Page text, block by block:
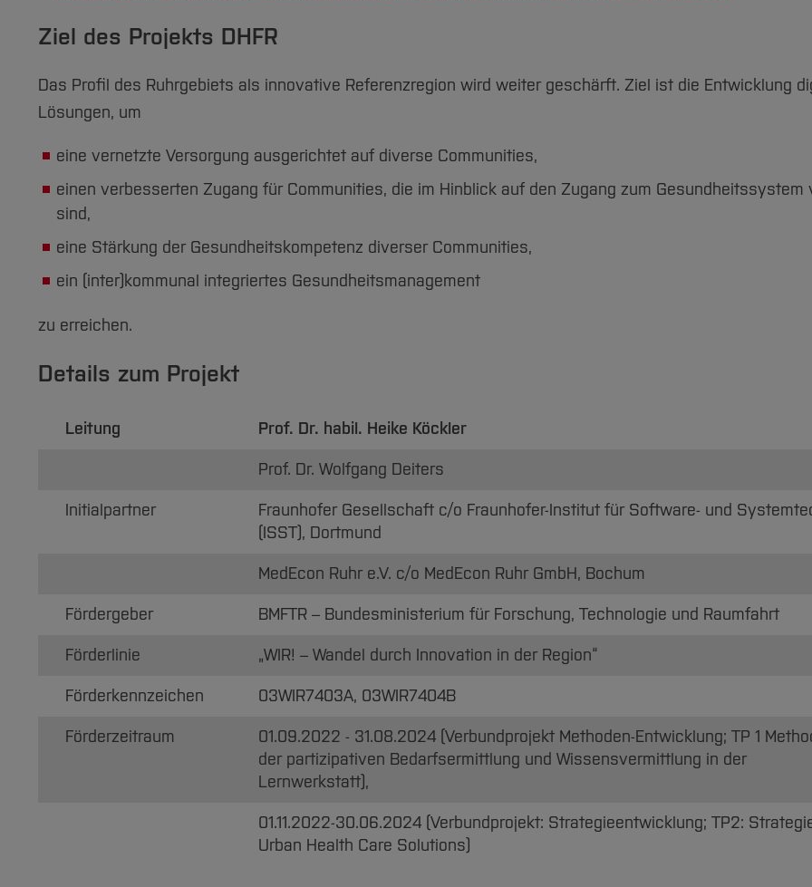
Ziel des Projekts DHFR
Das Profil des Ruhrgebiets als innovative Referenzregion wird weiter geschärft. Ziel ist die Entwicklung
Lösungen, um
eine vernetzte Versorgung ausgerichtet auf diverse Communities,
einen verbesserten Zugang für Communities, die im Hinblick auf den Zugang zum Gesundheitssystem
sind,
eine Stärkung der Gesundheitskompetenz diverser Communities,
ein (inter)kommunal integriertes Gesundheitsmanagement
zu erreichen.
Details zum Projekt
Leitung Prof. Dr. habil. Heike Köckler
Prof. Dr. Wolfgang Deiters
Initialpartner
Fraunhofer Gesellschaft c/o Fraunhofer-Institut für Software- und
(ISST), Dortmund
MedEcon Ruhr e.V. c/o MedEcon Ruhr GmbH, Bochum
Fördergeber BMFTR – Bundesministerium für ­Forschung, Technologie und Raumfahrt
Förderlinie „WIR! – Wandel durch Innovation in der Region“
Förderkennzeichen 03WIR7403A, 03WIR7404B
Förderzeitraum
01.09.2022 - 31.08.2024 (Verbundprojekt Methoden-Entwicklung; TP 1
der partizipativen Bedarfsermittlung und Wissensvermittlung in der
Lernwerkstatt),
01.11.2022-30.06.2024 (Verbundprojekt: Strategieentwicklung; TP2:
Urban Health Care Solutions)